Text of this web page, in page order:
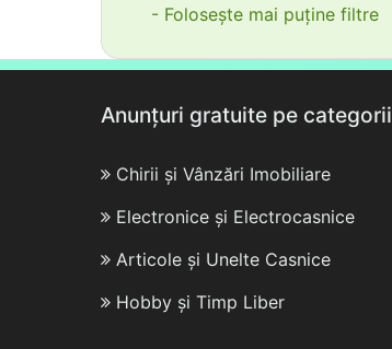
- Folosește mai puține filtre
Anunțuri gratuite pe categorii
Chirii și Vânzări Imobiliare
Electronice și Electrocasnice
Articole și Unelte Casnice
Hobby și Timp Liber